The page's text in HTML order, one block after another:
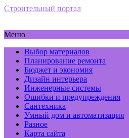
Строительный портал
Меню
Выбор материалов
Планирование ремонта
Бюджет и экономия
Дизайн интерьера
Инженерные системы
Ошибки и предупреждения
Сантехника
Умный дом и автоматизация
Разное
Карта сайта